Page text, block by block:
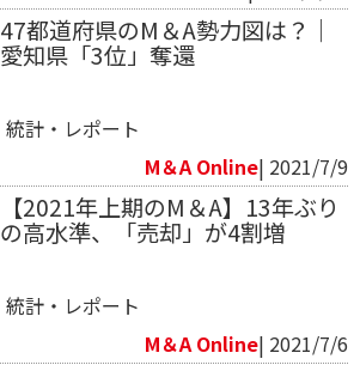
47都道府県のM＆A勢力図は？｜
愛知県「3位」奪還
統計・レポート
M＆A Online| 2021/7/9
【2021年上期のM＆A】13年ぶり
の高水準、「売却」が4割増
統計・レポート
M＆A Online| 2021/7/6